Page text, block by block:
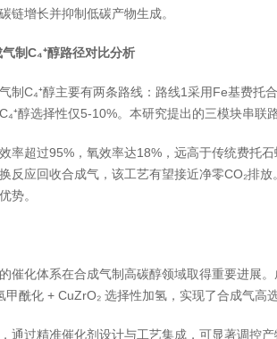
链增长并抑制低碳产物生成。
制C₄⁺醇路径对比分析
制C₄⁺醇主要有两条路线：路线1采用Fe基费托
醇选择性仅5-10%。本研究提出的三模块串联
率超过95%，氧效率达18%，远高于传统费托
反应回收合成气，该工艺有望接近净零CO₂排
势。
催化体系在合成气制高碳醇领域取得重要进展
甲酰化 + CuZrO₂ 选择性加氢，实现了合成气高选
通过精准催化剂设计与工艺集成，可显著调控